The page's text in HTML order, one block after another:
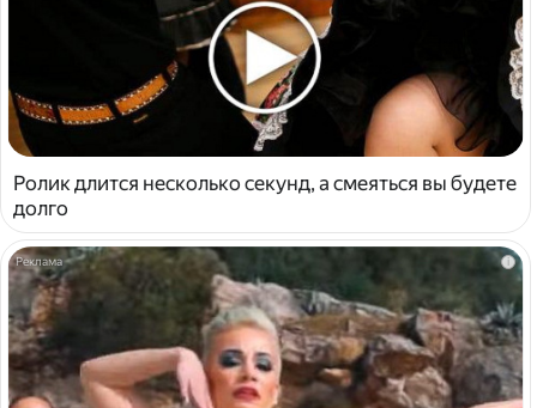
Ролик длится несколько секунд, а смеяться вы будете
долго
i